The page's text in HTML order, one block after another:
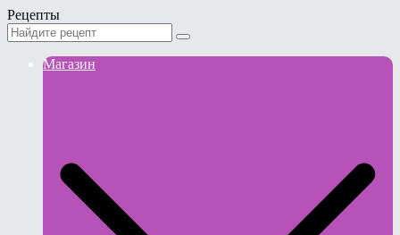
Рецепты
Магазин